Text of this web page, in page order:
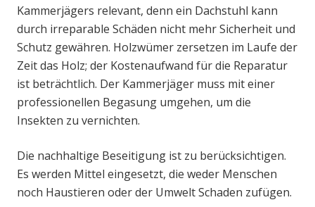
Kammerjägers relevant, denn ein Dachstuhl kann
durch irreparable Schäden nicht mehr Sicherheit und
Schutz gewähren. Holzwümer zersetzen im Laufe der
Zeit das Holz; der Kostenaufwand für die Reparatur
ist beträchtlich. Der Kammerjäger muss mit einer
professionellen Begasung umgehen, um die
Insekten zu vernichten.
Die nachhaltige Beseitigung ist zu berücksichtigen.
Es werden Mittel eingesetzt, die weder Menschen
noch Haustieren oder der Umwelt Schaden zufügen.